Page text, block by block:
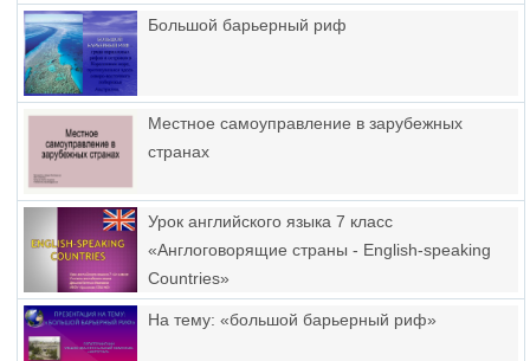
Большой барьерный риф
Местное самоуправление в зарубежных
странах
Урок английского языка 7 класс
«Англоговорящие страны - English-speaking
Countries»
На тему: «большой барьерный риф»